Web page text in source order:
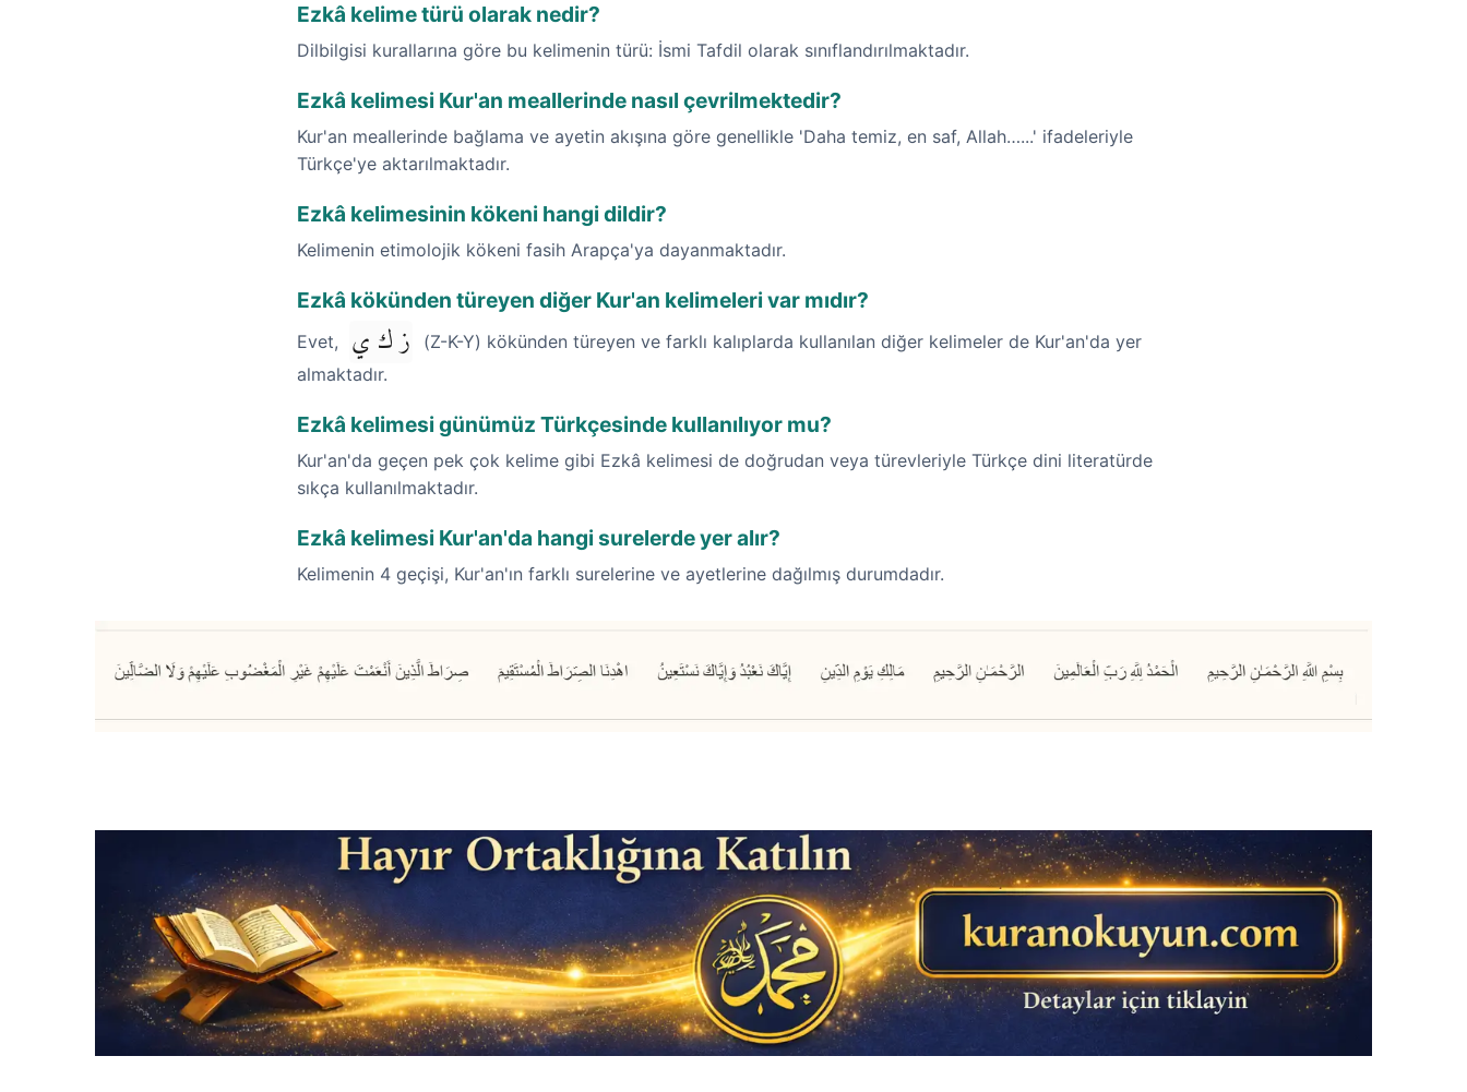
Ezkâ kelime türü olarak nedir?
Dilbilgisi kurallarına göre bu kelimenin türü: İsmi Tafdil olarak sınıflandırılmaktadır.
Ezkâ kelimesi Kur'an meallerinde nasıl çevrilmektedir?
Kur'an meallerinde bağlama ve ayetin akışına göre genellikle 'Daha temiz, en saf, Allah…...' ifadeleriyle
Türkçe'ye aktarılmaktadır.
Ezkâ kelimesinin kökeni hangi dildir?
Kelimenin etimolojik kökeni fasih Arapça'ya dayanmaktadır.
Ezkâ kökünden türeyen diğer Kur'an kelimeleri var mıdır?
Evet, ز ك ي
(Z-K-Y) kökünden türeyen ve farklı kalıplarda kullanılan diğer kelimeler de Kur'an'da yer
almaktadır.
Ezkâ kelimesi günümüz Türkçesinde kullanılıyor mu?
Kur'an'da geçen pek çok kelime gibi Ezkâ kelimesi de doğrudan veya türevleriyle Türkçe dini literatürde
sıkça kullanılmaktadır.
Ezkâ kelimesi Kur'an'da hangi surelerde yer alır?
Kelimenin 4 geçişi, Kur'an'ın farklı surelerine ve ayetlerine dağılmış durumdadır.